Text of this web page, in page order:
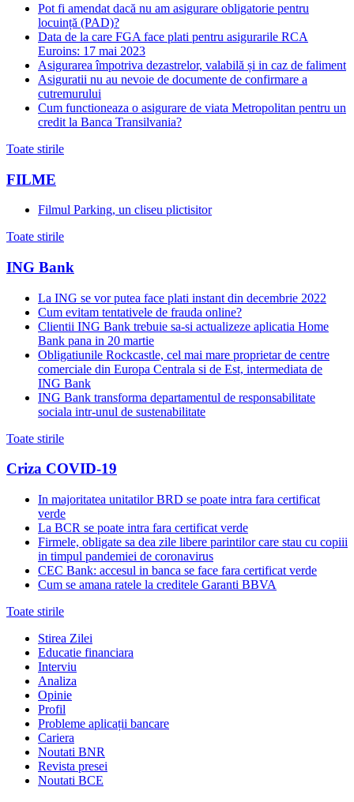
Pot fi amendat dacă nu am asigurare obligatorie pentru
locuință (PAD)?
Data de la care FGA face plati pentru asigurarile RCA
Euroins: 17 mai 2023
Asigurarea împotriva dezastrelor, valabilă și in caz de faliment
Asiguratii nu au nevoie de documente de confirmare a
cutremurului
Cum functioneaza o asigurare de viata Metropolitan pentru un
credit la Banca Transilvania?
Toate stirile
FILME
Filmul Parking, un cliseu plictisitor
Toate stirile
ING Bank
La ING se vor putea face plati instant din decembrie 2022
Cum evitam tentativele de frauda online?
Clientii ING Bank trebuie sa-si actualizeze aplicatia Home
Bank pana in 20 martie
Obligatiunile Rockcastle, cel mai mare proprietar de centre
comerciale din Europa Centrala si de Est, intermediata de
ING Bank
ING Bank transforma departamentul de responsabilitate
sociala intr-unul de sustenabilitate
Toate stirile
Criza COVID-19
In majoritatea unitatilor BRD se poate intra fara certificat
verde
La BCR se poate intra fara certificat verde
Firmele, obligate sa dea zile libere parintilor care stau cu copiii
in timpul pandemiei de coronavirus
CEC Bank: accesul in banca se face fara certificat verde
Cum se amana ratele la creditele Garanti BBVA
Toate stirile
Stirea Zilei
Educatie financiara
Interviu
Analiza
Opinie
Profil
Probleme aplicații bancare
Cariera
Noutati BNR
Revista presei
Noutati BCE